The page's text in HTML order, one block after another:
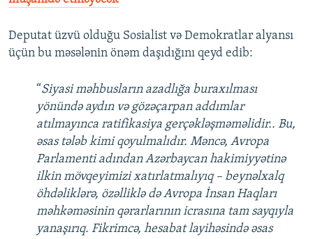
Deputat üzvü olduğu Sosialist və Demokratlar alyansı
üçün bu məsələnin önəm daşıdığını qeyd edib:
“Siyasi məhbusların azadlığa buraxılması
yönündə aydın və gözəçarpan addımlar
atılmayınca ratifikasiya gerçəkləşməməlidir.. Bu,
əsas tələb kimi qoyulmalıdır. Məncə, Avropa
Parlamenti adından Azərbaycan hakimiyyətinə
ilkin mövqeyimizi xatırlatmalıyıq – beynəlxalq
öhdəliklərə, özəlliklə də Avropa İnsan Haqları
məhkəməsinin qərarlarının icrasına tam sayqıyla
yanaşırıq. Fikrimcə, hesabat layihəsində əsas